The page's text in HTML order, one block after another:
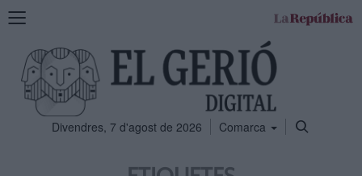
Mostra
navegació
Divendres, 7 d'agost de 2026 Comarca